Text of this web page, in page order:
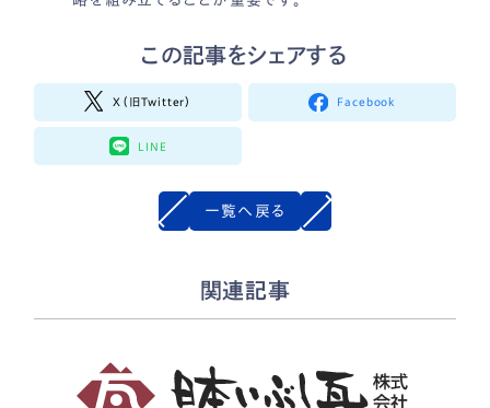
この記事をシェアする
X（旧Twitter） Facebook
LINE
一覧へ戻る
関連記事